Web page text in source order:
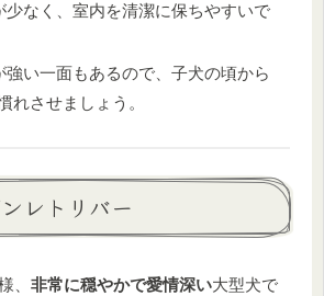
少なく、室内を清潔に保ちやすいで
強い一面もあるので、子犬の頃から
れさせましょう。
レトリバー
、 非常に穏やかで愛情深い大型犬で